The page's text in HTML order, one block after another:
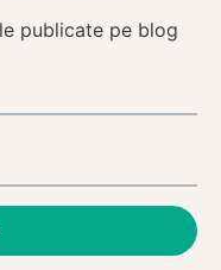
publicate pe blog